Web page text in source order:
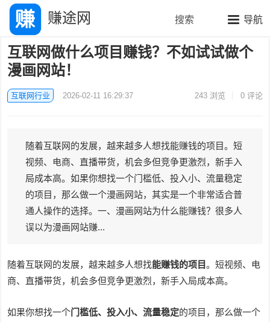
赚途网 导航
搜索
互联网做什么项目赚钱？不如试试做个
漫画网站！
互联网行业 2026-02-11 16:29:37 243浏览 0 评论
随着互联网的发展，越来越多人想找能赚钱的项目。短
视频、电商、直播带货，机会多但竞争更激烈，新手入
局成本高。如果你想找一个门槛低、投入小、流量稳定
的项目，那么做一个漫画网站，其实是一个非常适合普
通人操作的选择。一、漫画网站为什么能赚钱？很多人
误以为漫画网站赚...
随着互联网的发展，越来越多人想找能赚钱的项目。短视频、电
商、直播带货，机会多但竞争更激烈，新手入局成本高。
如果你想找一个门槛低、投入小、流量稳定的项目，那么做一个